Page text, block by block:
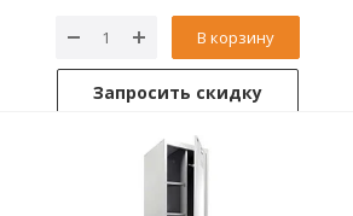
В корзину
Запросить скидку